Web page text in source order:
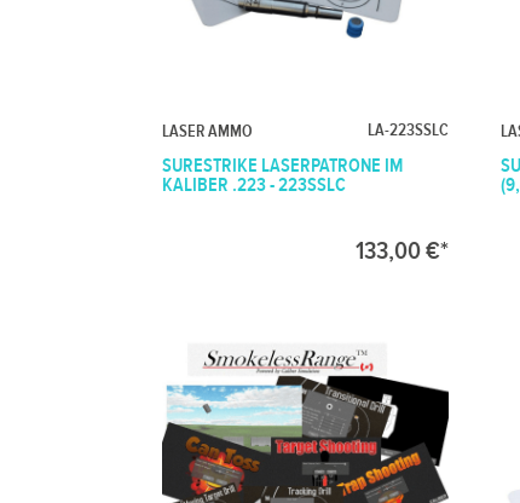
LASER AMMO LA-223SSLC
SURESTRIKE LASERPATRONE IM
KALIBER .223 - 223SSLC
133,00 €*